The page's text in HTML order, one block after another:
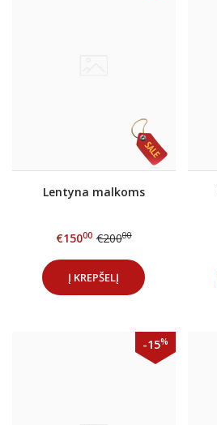
Lentyna malkoms
€15000 €20000
Į KREPŠELĮ
-15%